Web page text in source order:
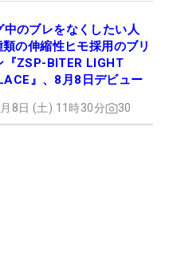
中のブレをなくしたい人
の伸縮性ヒモ採用のブリ
『ZSP-BITER LIGHT
』、8月8日デビュー
8日 (土) 11時30分 30